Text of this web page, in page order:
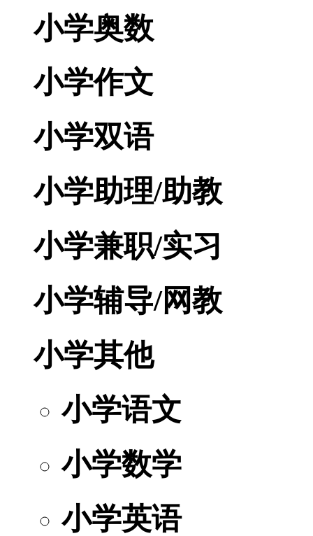
小学奥数
小学作文
小学双语
小学助理/助教
小学兼职/实习
小学辅导/网教
小学其他
小学语文
小学数学
小学英语